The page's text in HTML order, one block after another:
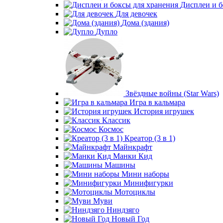
Дисплеи и
Для девочек
Дома (здания)
Дупло
Звёздные войны (Star Wars)
Игра в кальмара
История игрушек
Классик
Космос
Креатор (3 в 1)
Майнкрафт
Манки Кид
Машины
Мини наборы
Минифигурки
Мотоциклы
Муви
Ниндзяго
Новый Год